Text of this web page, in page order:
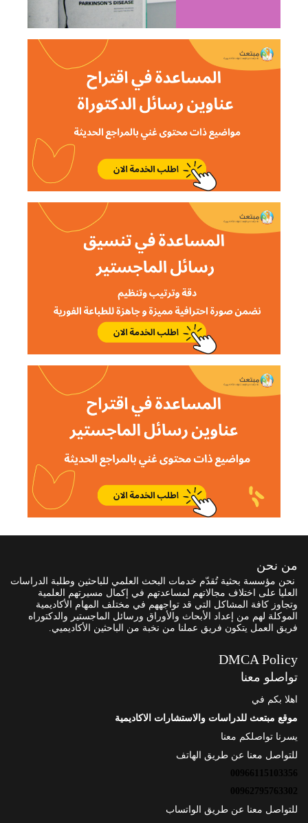
من نحن
نحن مؤسسة بحثية تُقدّم خدمات البحث العلمي للباحثين وطلبة الدراسات
العليا على اختلاف مجالاتهم لمساعدتهم في إكمال مسيرتهم العلمية
وتجاوز كافة المشاكل التي قد تواجههم في مختلف المهام الأكاديمية
الموكلة لهم من إعداد الأبحاث والأوراق ورسائل الماجستير والدكتوراه
فريق العمل يتكون فريق عملنا من نخبة من الباحثين الأكاديميي.
DMCA Policy
تواصلو معنا
اهلا بكم في
موقع مبتعث للدراسات والاستشارات الاكاديمية
يسرنا تواصلكم معنا
للتواصل معنا عن طريق الهاتف
00966115103356
00962795763302
للتواصل معنا عن طريق الواتساب